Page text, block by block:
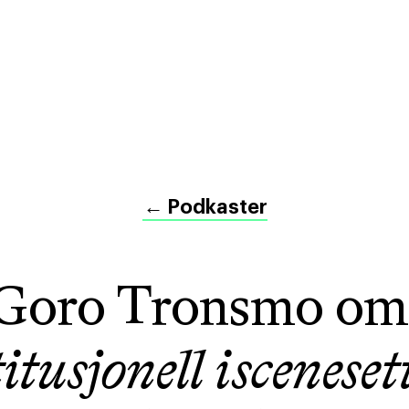
← Podkaster
Tronsmo